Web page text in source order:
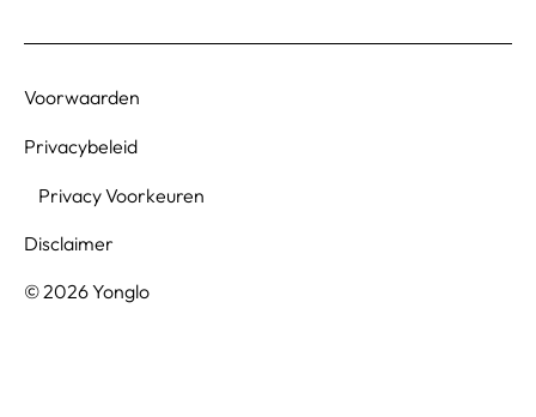
Voorwaarden
Privacybeleid
Privacy Voorkeuren
Disclaimer
© 2026 Yonglo